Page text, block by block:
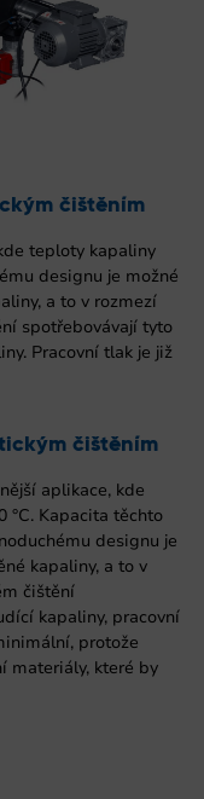
čištěním
teploty kapaliny
designu je možné
a to v rozmezí
spotřebovávají tyto
Pracovní tlak je již
čištěním
aplikace, kde
°C. Kapacita těchto
designu je
kapaliny, a to v
čištění
kapaliny, pracovní
protože
materiály, které by